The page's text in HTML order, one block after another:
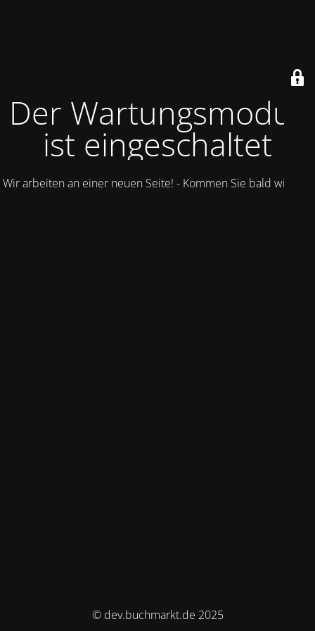
Der Wartungsmodus
ist eingeschaltet
Wir arbeiten an einer neuen Seite! - Kommen Sie bald wieder.
© dev.buchmarkt.de 2025